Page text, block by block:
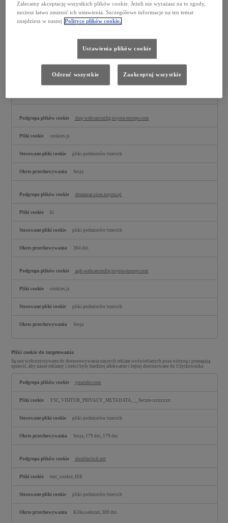
Funkcjonalne pliki cookie
Te pliki cookie zapamiętują preferencje i ustawienia Użytkownika, co pomaga nam zindywidualizować
każdą wizytę (np. strony odwiedzone przez Użytkownika).
VISITOR_INFO1_LIVE
pliki podmiotów trzecich
dxp-webcarconfig.toyota-europe.com
cookies.js
pliki podmiotów trzecich
Sesja
dreamcar.sites.toyota.pl
hl
pliki podmiotów trzecich
364 dni
aph-webcarconfig.toyota-europe.com
cookies.js
pliki podmiotów trzecich
Sesja
Pliki cookie do targetowania
Są one wykorzystywane do dostosowywania naszych reklam wyświetlanych poza witryną i pomagają
sprawić, aby nasze reklamy i treści były bardziej adekwatne i lepiej dostosowane do Użytkownika.
cookie
youtube.com
YSC, VISITOR_PRIVACY_METADATA, __Secure-xxxxxxx
pliki podmiotów trzecich
Sesja, 179 dni, 179 dni
doubleclick.net
test_cookie, IDE
pliki podmiotów trzecich
Kilka sekund, 389 dni
Zalecamy akceptację wszystkich plików cookie. Jeżeli nie wyrażasz na to zgody,
możesz łatwo zmienić ich ustawienia. Szczegółowe informacje na ten temat
znajdziesz w naszej Polityce plików cookie.
Ustawienia plików cookie
Odrzuć wszystkie Zaakceptuj wszystkie